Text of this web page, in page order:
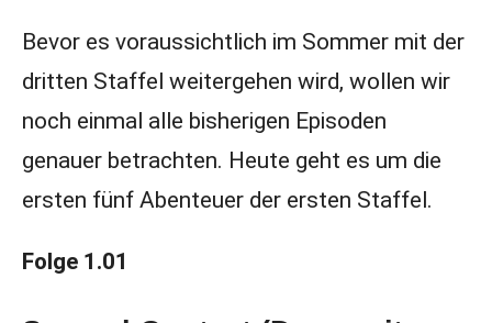
Bevor es voraussichtlich im Sommer mit der
dritten Staffel weitergehen wird, wollen wir
noch einmal alle bisherigen Episoden
genauer betrachten. Heute geht es um die
ersten fünf Abenteuer der ersten Staffel.
Folge 1.01